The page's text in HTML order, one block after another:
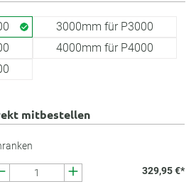
3000mm für P3000
4000mm für P4000
mitbestellen
329,95 €*